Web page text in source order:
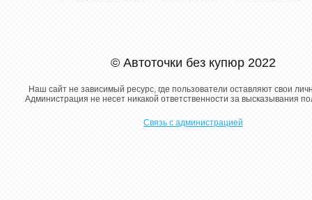
© Автоточки без купюр 2022
Наш сайт не зависимый ресурс, где пользователи оставляют свои
Администрация не несет никакой ответственности за высказывания
Связь с администрацией